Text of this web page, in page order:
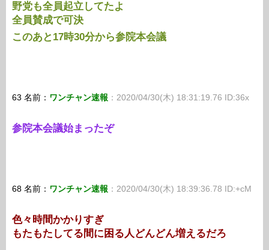
野党も全員起立してたよ
全員賛成で可決
このあと17時30分から参院本会議
63 名前： ワンチャン速報 ：2020/04/30(木) 18:31:19.76 ID:36x
参院本会議始まったぞ
68 名前： ワンチャン速報 ：2020/04/30(木) 18:39:36.78 ID:+cM
色々時間かかりすぎ
もたもたしてる間に困る人どんどん増えるだろ